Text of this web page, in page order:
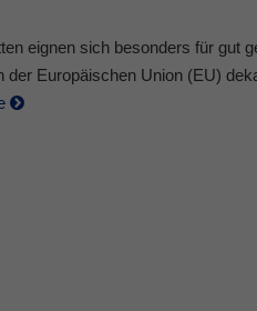
eignen sich besonders für gut
der Europäischen Union (EU)